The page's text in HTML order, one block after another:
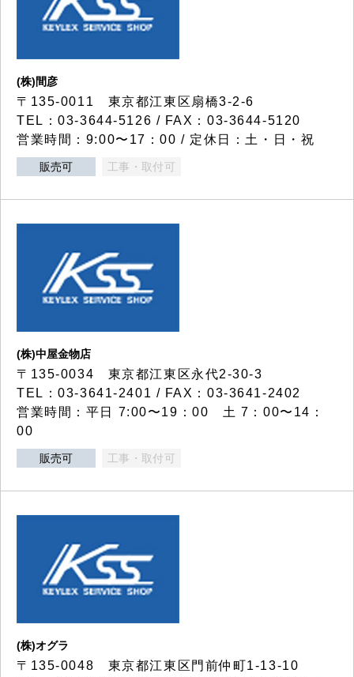
(株)間彦
〒135-0011 東京都江東区扇橋3-2-6
TEL：03-3644-5126 / FAX：03-3644-5120
営業時間：9:00〜17：00 / 定休日：土・日・祝
販売可 工事・取付可
(株)中屋金物店
〒135-0034 東京都江東区永代2-30-3
TEL：03-3641-2401 / FAX：03-3641-2402
営業時間：平日 7:00〜19：00 土 7：00〜14：
00
販売可 工事・取付可
(株)オグラ
〒135-0048 東京都江東区門前仲町1-13-10